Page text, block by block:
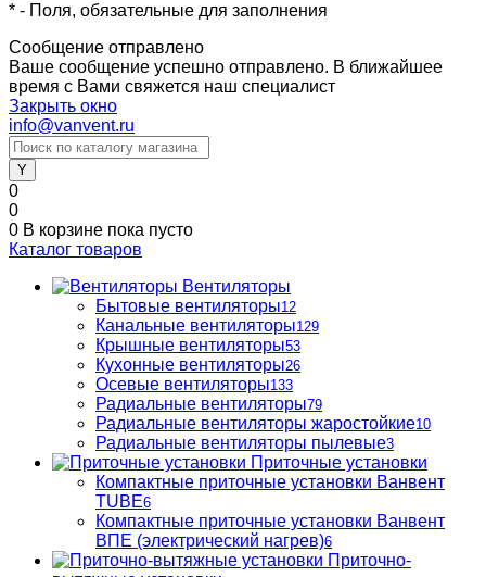
* - Поля, обязательные для заполнения
Сообщение отправлено
Ваше сообщение успешно отправлено. В ближайшее
время с Вами свяжется наш специалист
Закрыть окно
info@vanvent.ru
0
0
0 В корзине пока пусто
Каталог товаров
Вентиляторы
Бытовые вентиляторы12
Канальные вентиляторы129
Крышные вентиляторы53
Кухонные вентиляторы26
Осевые вентиляторы133
Радиальные вентиляторы79
Радиальные вентиляторы жаростойкие10
Радиальные вентиляторы пылевые3
Приточные установки
Компактные приточные установки Ванвент
TUBE6
Компактные приточные установки Ванвент
ВПЕ (электрический нагрев)6
Приточно-